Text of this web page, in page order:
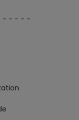
- - - - -